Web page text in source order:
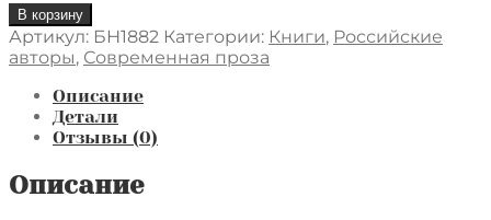
Количество
товара
Бабий
В корзину
Артикул: БН1882 Категории: Книги, Российские
авторы, Современная проза
Описание
Детали
Отзывы (0)
Описание